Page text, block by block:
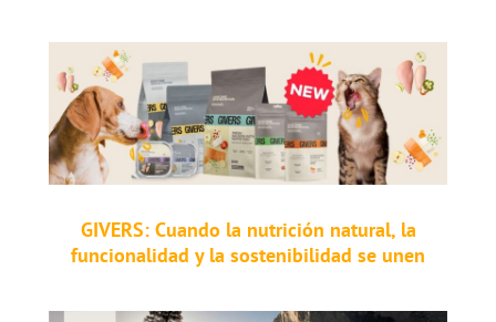
GIVERS: Cuando la nutrición natural, la
funcionalidad y la sostenibilidad se unen